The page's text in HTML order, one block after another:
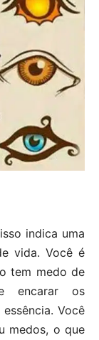
indica uma
vida. Você é
tem medo de
encarar os
Você
medos, o que